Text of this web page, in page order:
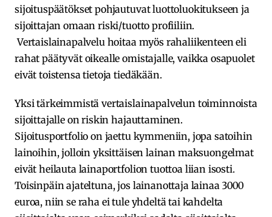
sijoituspäätökset pohjautuvat luottoluokitukseen ja
sijoittajan omaan riski/tuotto profiiliin.
Vertaislainapalvelu hoitaa myös rahaliikenteen eli
rahat päätyvät oikealle omistajalle, vaikka osapuolet
eivät toistensa tietoja tiedäkään.
Yksi tärkeimmistä vertaislainapalvelun toiminnoista
sijoittajalle on riskin hajauttaminen.
Sijoitusportfolio on jaettu kymmeniin, jopa satoihin
lainoihin, jolloin yksittäisen lainan maksuongelmat
eivät heilauta lainaportfolion tuottoa liian isosti.
Toisinpäin ajateltuna, jos lainanottaja lainaa 3000
euroa, niin se raha ei tule yhdeltä tai kahdelta